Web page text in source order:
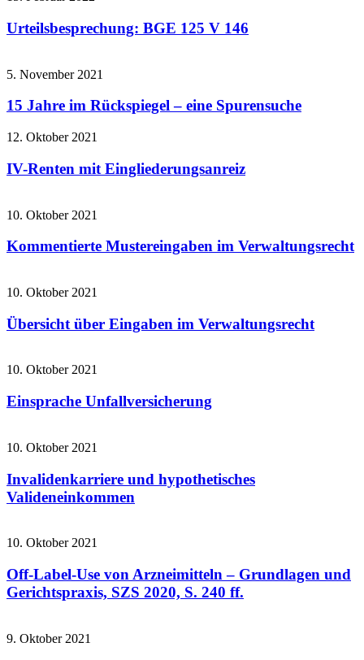
Urteilsbesprechung: BGE 125 V 146
5. November 2021
15 Jahre im Rückspiegel – eine Spurensuche
12. Oktober 2021
IV-Renten mit Eingliederungsanreiz
10. Oktober 2021
Kommentierte Mustereingaben im Verwaltungsrecht
10. Oktober 2021
Übersicht über Eingaben im Verwaltungsrecht
10. Oktober 2021
Einsprache Unfallversicherung
10. Oktober 2021
Invalidenkarriere und hypothetisches
Valideneinkommen
10. Oktober 2021
Off-Label-Use von Arzneimitteln – Grundlagen und
Gerichtspraxis, SZS 2020, S. 240 ff.
9. Oktober 2021